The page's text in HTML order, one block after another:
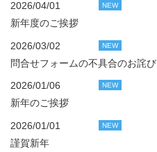
2026/04/01 NEW
新年度のご挨拶
2026/03/02 NEW
問合せフォームの不具合のお詫び
2026/01/06 NEW
新年のご挨拶
2026/01/01 NEW
謹賀新年